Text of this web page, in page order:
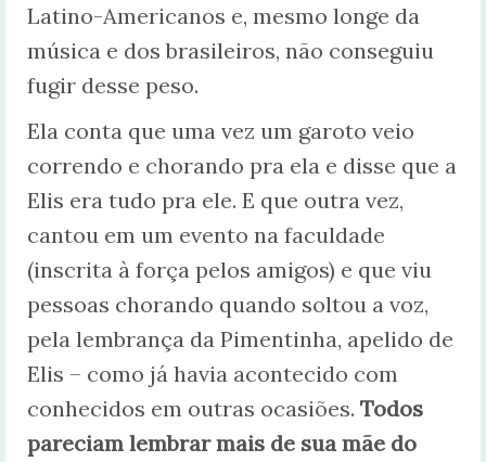
Latino-Americanos e, mesmo longe da
música e dos brasileiros, não conseguiu
fugir desse peso.
Ela conta que uma vez um garoto veio
correndo e chorando pra ela e disse que a
Elis era tudo pra ele. E que outra vez,
cantou em um evento na faculdade
(inscrita à força pelos amigos) e que viu
pessoas chorando quando soltou a voz,
pela lembrança da Pimentinha, apelido de
Elis – como já havia acontecido com
conhecidos em outras ocasiões. Todos
pareciam lembrar mais de sua mãe do